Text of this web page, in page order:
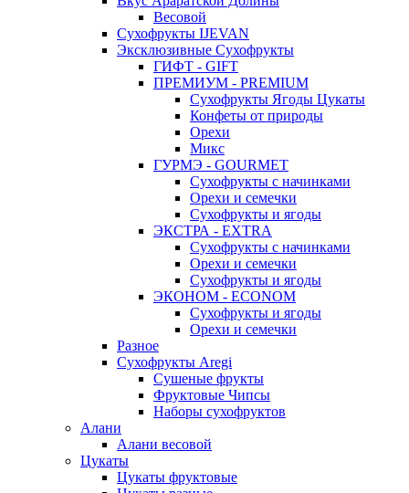
Весовой
Сухофрукты IJEVAN
Эксклюзивные Сухофрукты
ГИФТ - GIFT
ПРЕМИУМ - PREMIUM
Сухофрукты Ягоды Цукаты
Конфеты от природы
Орехи
Микс
ГУРМЭ - GOURMET
Сухофрукты с начинками
Орехи и семечки
Сухофрукты и ягоды
ЭКСТРА - EXTRA
Сухофрукты с начинками
Орехи и семечки
Сухофрукты и ягоды
ЭКОНОМ - ECONOM
Сухофрукты и ягоды
Орехи и семечки
Разное
Сухофрукты Aregi
Сушеные фрукты
Фруктовые Чипсы
Наборы сухофруктов
Алани
Алани весовой
Цукаты
Цукаты фруктовые